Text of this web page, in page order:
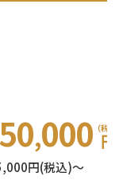
,000 （税
円
円(税込)〜